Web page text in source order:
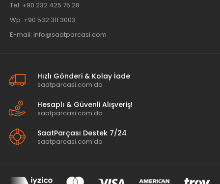
Tel: +90 232 425 75 28
Wp: +90 532 311 3003
E-mail: info@saatparcasi.com
Hızlı Gönderi & Kolay İade
saatparcasi.com'da
Hesaplı & Güvenli Alışveriş!
saatparcasi.com'da
SaatParçası Destek 7/24
saatparcasi.com'da